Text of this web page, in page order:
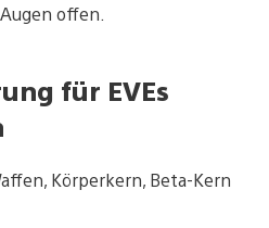
offen.
für EVEs
Körperkern, Beta-Kern